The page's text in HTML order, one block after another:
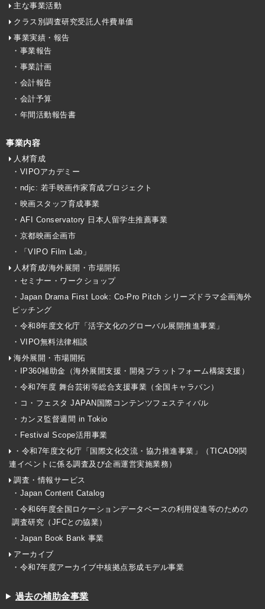
主な事業活動
クラス別調査研究受託人件費単価
事業実績・報告
・事業報告
・事業計画
・会計報告
・会計予算
・年間活動報告書
事業内容
人材育成
・VIPOアカデミー
・ndjc: 若手映画作家育成プロジェクト
・映画スタッフ育成事業
・AFI Conservatory 日本人留学生推薦事業
・京都映画企画市
・「VIPO Film Lab」
人材育成/海外展開・市場開拓
・セミナー・ワークショップ
・Japan Drama First Look: Co-Pro Pitch シリーズドラマ企画海外
ピッチング
・令和8年度文化庁「活字文化のグローバル展開推進事業」
・VIPO無料法律相談
海外展開・市場開拓
・IP360補助金（海外展開支援・開発プラットフォーム構築支援）
・令和7年度 舞台芸術等総合支援事業（全国キャラバン）
・コ・フェスタ JAPAN国際コンテンツフェスティバル
・カンヌ監督週間 in Tokio
・Festival Scope活用事業
・令和7年度文化庁「国際文化交流・協力推進事業」（TICAD9関
連イベントに係る調査及び企画運営実施業務）
調査・情報サービス
・Japan Content Catalog
・令和6年度全国ロケーションデータベースの利用促進等のための
調査研究（JFCとの協業）
・Japan Book Bank 事業
アーカイブ
・令和7年度アーカイブ中核拠点形成モデル事業
過去の補助金事業